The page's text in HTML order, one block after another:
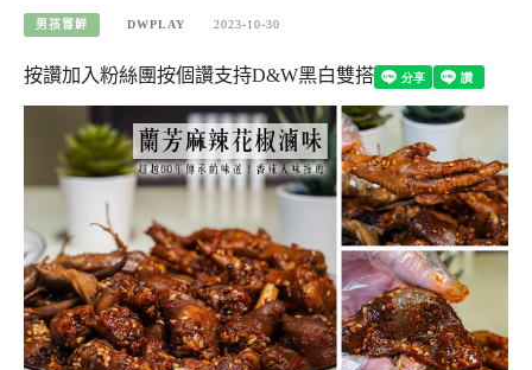
男孩嘗鮮 DWPLAY 2023-10-30
按讚加入粉絲團按個讚支持D&W黑白雙搭